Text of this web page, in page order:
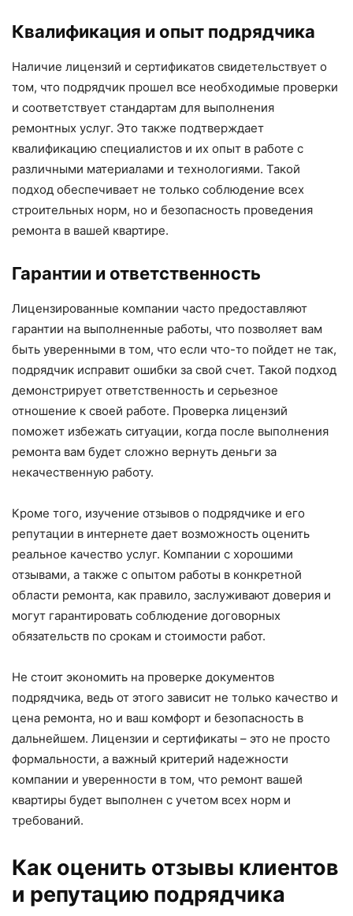
Квалификация и опыт подрядчика
Наличие лицензий и сертификатов свидетельствует о
том, что подрядчик прошел все необходимые проверки
и соответствует стандартам для выполнения
ремонтных услуг. Это также подтверждает
квалификацию специалистов и их опыт в работе с
различными материалами и технологиями. Такой
подход обеспечивает не только соблюдение всех
строительных норм, но и безопасность проведения
ремонта в вашей квартире.
Гарантии и ответственность
Лицензированные компании часто предоставляют
гарантии на выполненные работы, что позволяет вам
быть уверенными в том, что если что-то пойдет не так,
подрядчик исправит ошибки за свой счет. Такой подход
демонстрирует ответственность и серьезное
отношение к своей работе. Проверка лицензий
поможет избежать ситуации, когда после выполнения
ремонта вам будет сложно вернуть деньги за
некачественную работу.
Кроме того, изучение отзывов о подрядчике и его
репутации в интернете дает возможность оценить
реальное качество услуг. Компании с хорошими
отзывами, а также с опытом работы в конкретной
области ремонта, как правило, заслуживают доверия и
могут гарантировать соблюдение договорных
обязательств по срокам и стоимости работ.
Не стоит экономить на проверке документов
подрядчика, ведь от этого зависит не только качество и
цена ремонта, но и ваш комфорт и безопасность в
дальнейшем. Лицензии и сертификаты – это не просто
формальности, а важный критерий надежности
компании и уверенности в том, что ремонт вашей
квартиры будет выполнен с учетом всех норм и
требований.
Как оценить отзывы клиентов
и репутацию подрядчика